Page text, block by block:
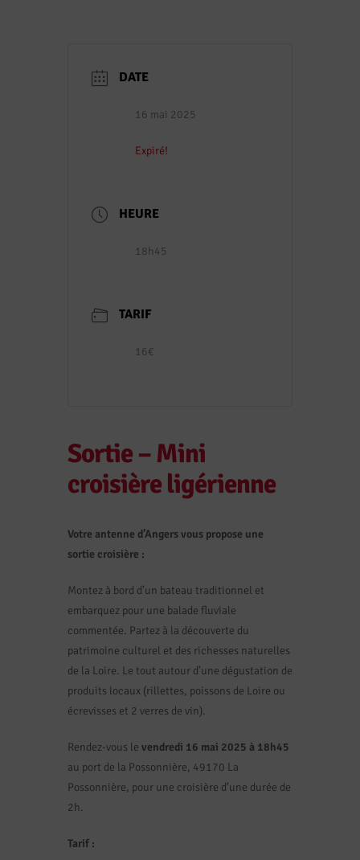
DATE
16 mai 2025
Expiré!
HEURE
18h45
TARIF
16€
Sortie – Mini
croisière ligérienne
Votre antenne d’Angers vous propose une
sortie croisière :
Montez à bord d’un bateau traditionnel et
embarquez pour une balade fluviale
commentée. Partez à la découverte du
patrimoine culturel et des richesses naturelles
de la Loire. Le tout autour d’une dégustation de
produits locaux (rillettes, poissons de Loire ou
écrevisses et 2 verres de vin).
Rendez-vous le vendredi 16 mai 2025 à 18h45
au port de la Possonnière, 49170 La
Possonnière, pour une croisière d’une durée de
2h.
Tarif :